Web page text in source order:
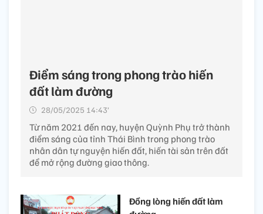
Điểm sáng trong phong trào hiến
đất làm đường
28/05/2025 14:43’
Từ năm 2021 đến nay, huyện Quỳnh Phụ trở thành
điểm sáng của tỉnh Thái Bình trong phong trào
nhân dân tự nguyện hiến đất, hiến tài sản trên đất
để mở rộng đường giao thông.
Đồng lòng hiến đất làm